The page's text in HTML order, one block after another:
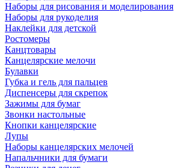
Наборы для рисования и моделирования
Наборы для рукоделия
Наклейки для детской
Ростомеры
Канцтовары
Канцелярские мелочи
Булавки
Губка и гель для пальцев
Диспенсеры для скрепок
Зажимы для бумаг
Звонки настольные
Кнопки канцелярские
Лупы
Наборы канцелярских мелочей
Напальчники для бумаги